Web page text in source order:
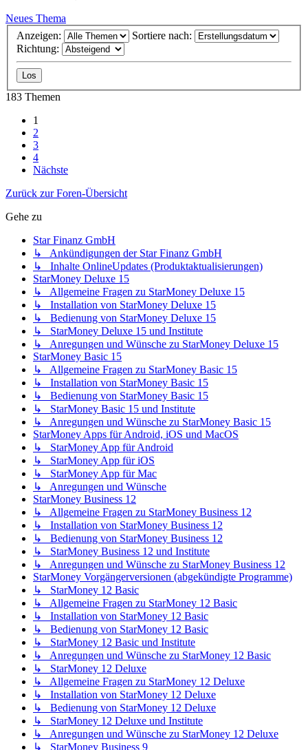
Neues Thema
Anzeigen:
Sortiere nach:
Richtung:
183 Themen
1
2
3
4
Nächste
Zurück zur Foren-Übersicht
Gehe zu
Star Finanz GmbH
↳ Ankündigungen der Star Finanz GmbH
↳ Inhalte OnlineUpdates (Produktaktualisierungen)
StarMoney Deluxe 15
↳ Allgemeine Fragen zu StarMoney Deluxe 15
↳ Installation von StarMoney Deluxe 15
↳ Bedienung von StarMoney Deluxe 15
↳ StarMoney Deluxe 15 und Institute
↳ Anregungen und Wünsche zu StarMoney Deluxe 15
StarMoney Basic 15
↳ Allgemeine Fragen zu StarMoney Basic 15
↳ Installation von StarMoney Basic 15
↳ Bedienung von StarMoney Basic 15
↳ StarMoney Basic 15 und Institute
↳ Anregungen und Wünsche zu StarMoney Basic 15
StarMoney Apps für Android, iOS und MacOS
↳ StarMoney App für Android
↳ StarMoney App für iOS
↳ StarMoney App für Mac
↳ Anregungen und Wünsche
StarMoney Business 12
↳ Allgemeine Fragen zu StarMoney Business 12
↳ Installation von StarMoney Business 12
↳ Bedienung von StarMoney Business 12
↳ StarMoney Business 12 und Institute
↳ Anregungen und Wünsche zu StarMoney Business 12
StarMoney Vorgängerversionen (abgekündigte Programme)
↳ StarMoney 12 Basic
↳ Allgemeine Fragen zu StarMoney 12 Basic
↳ Installation von StarMoney 12 Basic
↳ Bedienung von StarMoney 12 Basic
↳ StarMoney 12 Basic und Institute
↳ Anregungen und Wünsche zu StarMoney 12 Basic
↳ StarMoney 12 Deluxe
↳ Allgemeine Fragen zu StarMoney 12 Deluxe
↳ Installation von StarMoney 12 Deluxe
↳ Bedienung von StarMoney 12 Deluxe
↳ StarMoney 12 Deluxe und Institute
↳ Anregungen und Wünsche zu StarMoney 12 Deluxe
↳ StarMoney Business 9